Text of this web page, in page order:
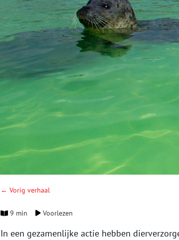
← Vorig verhaal
9 min Voorlezen
In een gezamenlijke actie hebben